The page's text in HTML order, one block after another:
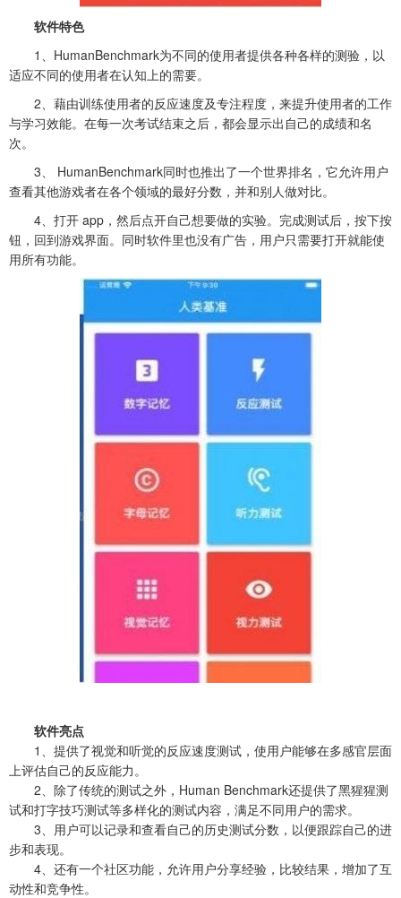
软件特色
1、HumanBenchmark为不同的使用者提供各种各样的测验，以
适应不同的使用者在认知上的需要。
2、藉由训练使用者的反应速度及专注程度，来提升使用者的工作
与学习效能。在每一次考试结束之后，都会显示出自己的成绩和名
次。
3、 HumanBenchmark同时也推出了一个世界排名，它允许用户
查看其他游戏者在各个领域的最好分数，并和别人做对比。
4、打开 app，然后点开自己想要做的实验。完成测试后，按下按
钮，回到游戏界面。同时软件里也没有广告，用户只需要打开就能使
用所有功能。
软件亮点
1、提供了视觉和听觉的反应速度测试，使用户能够在多感官层面
上评估自己的反应能力。
2、除了传统的测试之外，Human Benchmark还提供了黑猩猩测
试和打字技巧测试等多样化的测试内容，满足不同用户的需求。
3、用户可以记录和查看自己的历史测试分数，以便跟踪自己的进
步和表现。
4、还有一个社区功能，允许用户分享经验，比较结果，增加了互
动性和竞争性。